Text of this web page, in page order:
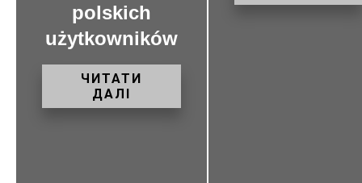
polskich
użytkowników
ЧИТАТИ
ДАЛІ